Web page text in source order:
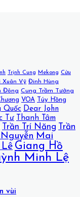
Trịnh Cung Mekong Cửu
Xuân Vỹ Đinh Hùng
Đông Cung Trầm Tưởng
VOA
Túy Hồng
Quốc Dear John
Tư
Thanh Tâm
Trần Trí Năng
Trần
Mai
Giang Hồ
Minh Lệ
vùi